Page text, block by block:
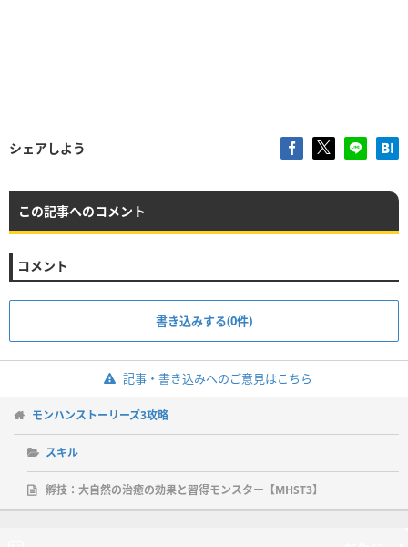
シェアしよう
この記事へのコメント
コメント
書き込みする(0件)
記事・書き込みへのご意見はこちら
モンハンストーリーズ3攻略
スキル
孵技：大自然の治癒の効果と習得モンスター【MHST3】